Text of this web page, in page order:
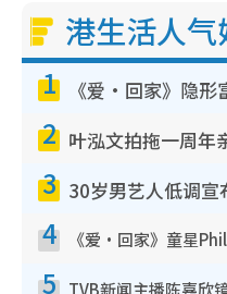
港生活人
1
2
3
4
5